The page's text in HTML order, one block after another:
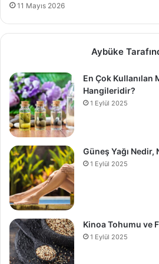
11 Mayıs 2026
Aybüke
En Çok Kullanılan
Hangileridir?
1 Eylül 2025
Güneş Yağı Nedir,
1 Eylül 2025
Kinoa Tohumu ve
1 Eylül 2025